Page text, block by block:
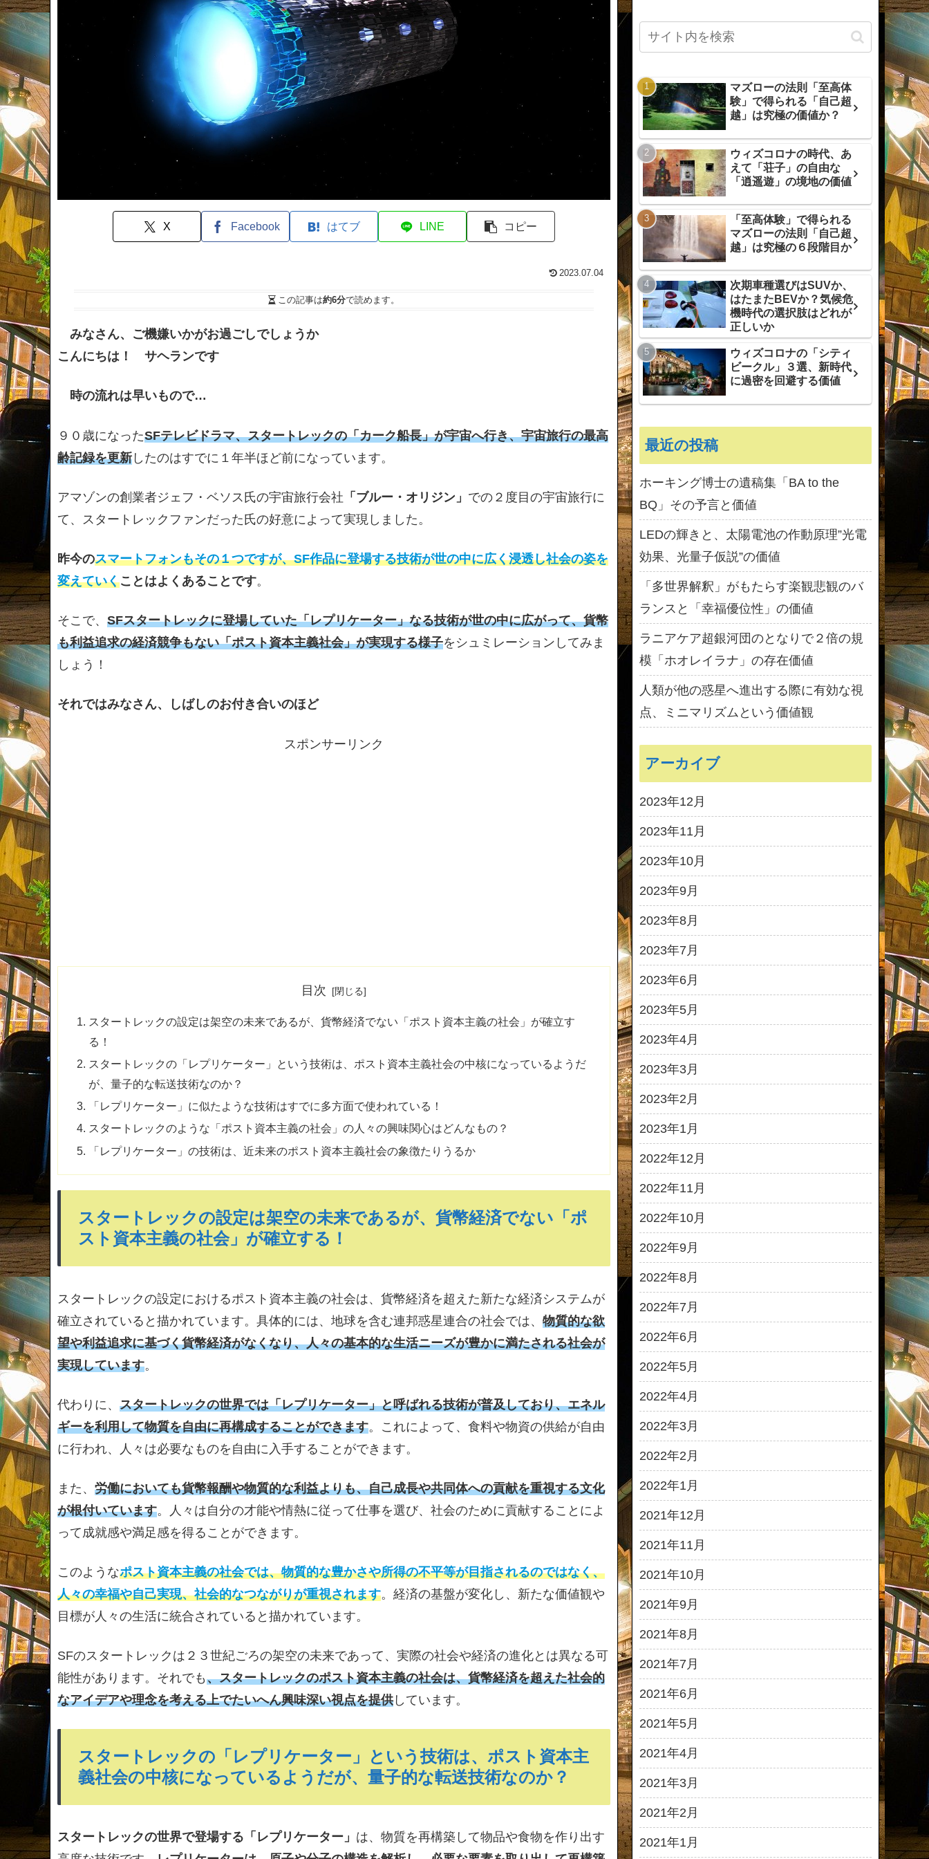
X Facebook はてブ LINE コピー
2023.07.04
この記事は約6分で読めます。
みなさん、ご機嫌いかがお過ごしでしょうか
こんにちは！ サヘランです
時の流れは早いもので…
９０歳になったSFテレビドラマ、スタートレックの「カーク船長」が宇宙へ行き、宇宙旅行の最高
齢記録を更新 したのはすでに１年半ほど前になっています。
アマゾンの創業者ジェフ・ベソス氏の宇宙旅行会社 「ブルー・オリジン」 での２度目の宇宙旅行に
て、スタートレックファンだった氏の好意によって実現しました。
昨今のスマートフォンもその１つですが、SF作品に登場する技術が世の中に広く浸透し社会の姿を
変えていくことはよくあることです。
そこで、 SFスタートレックに登場していた「レプリケーター」なる技術が世の中に広がって、貨幣
も利益追求の経済競争もない「ポスト資本主義社会」が実現する様子をシュミレーションしてみま
しょう！
それではみなさん、しばしのお付き合いのほど
スポンサーリンク
目次
スタートレックの設定は架空の未来であるが、貨幣経済でない「ポスト資本主義の社会」が確立す
る！
スタートレックの「レプリケーター」という技術は、ポスト資本主義社会の中核になっているようだ
が、量子的な転送技術なのか？
「レプリケーター」に似たような技術はすでに多方面で使われている！
スタートレックのような「ポスト資本主義の社会」の人々の興味関心はどんなもの？
「レプリケーター」の技術は、近未来のポスト資本主義社会の象徴たりうるか
スタートレックの設定は架空の未来であるが、貨幣経済でない「ポ
スト資本主義の社会」が確立する！
スタートレックの設定におけるポスト資本主義の社会は、貨幣経済を超えた新たな経済システムが
確立されていると描かれています。具体的には、地球を含む連邦惑星連合の社会では、 物質的な欲
望や利益追求に基づく貨幣経済がなくなり、人々の基本的な生活ニーズが豊かに満たされる社会が
実現しています。
代わりに、 スタートレックの世界では「レプリケーター」と呼ばれる技術が普及しており、エネル
ギーを利用して物質を自由に再構成することができます。これによって、食料や物資の供給が自由
に行われ、人々は必要なものを自由に入手することができます。
また、 労働においても貨幣報酬や物質的な利益よりも、自己成長や共同体への貢献を重視する文化
が根付いています。人々は自分の才能や情熱に従って仕事を選び、社会のために貢献することによ
って成就感や満足感を得ることができます。
このようなポスト資本主義の社会では、物質的な豊かさや所得の不平等が目指されるのではなく、
人々の幸福や自己実現、社会的なつながりが重視されます。経済の基盤が変化し、新たな価値観や
目標が人々の生活に統合されていると描かれています。
SFのスタートレックは２３世紀ごろの架空の未来であって、実際の社会や経済の進化とは異なる可
能性があります。それでも、スタートレックのポスト資本主義の社会は、貨幣経済を超えた社会的
なアイデアや理念を考える上でたいへん興味深い視点を提供しています。
スタートレックの「レプリケーター」という技術は、ポスト資本主
義社会の中核になっているようだが、量子的な転送技術なのか？
スタートレックの世界で登場する「レプリケーター」 は、物質を再構築して物品や食物を作り出す
マズローの法則「至高体
験」で得られる「自己超
越」は究極の価値か？
ウィズコロナの時代、あ
えて「荘子」の自由な
「逍遥遊」の境地の価値
「至高体験」で得られる
マズローの法則「自己超
越」は究極の６段階目か
次期車種選びはSUVか、
はたまたBEVか？気候危
機時代の選択肢はどれが
正しいか
ウィズコロナの「シティ
ビークル」３選、新時代
に過密を回避する価値
最近の投稿
ホーキング博士の遺稿集「BA to the
BQ」その予言と価値
LEDの輝きと、太陽電池の作動原理”光電
効果、光量子仮説”の価値
「多世界解釈」がもたらす楽観悲観のバ
ランスと「幸福優位性」の価値
ラニアケア超銀河団のとなりで２倍の規
模「ホオレイラナ」の存在価値
人類が他の惑星へ進出する際に有効な視
点、ミニマリズムという価値観
アーカイブ
2023年12月
2023年11月
2023年10月
2023年9月
2023年8月
2023年7月
2023年6月
2023年5月
2023年4月
2023年3月
2023年2月
2023年1月
2022年12月
2022年11月
2022年10月
2022年9月
2022年8月
2022年7月
2022年6月
2022年5月
2022年4月
2022年3月
2022年2月
2022年1月
2021年12月
2021年11月
2021年10月
2021年9月
2021年8月
2021年7月
2021年6月
2021年5月
2021年4月
2021年3月
2021年2月
2021年1月